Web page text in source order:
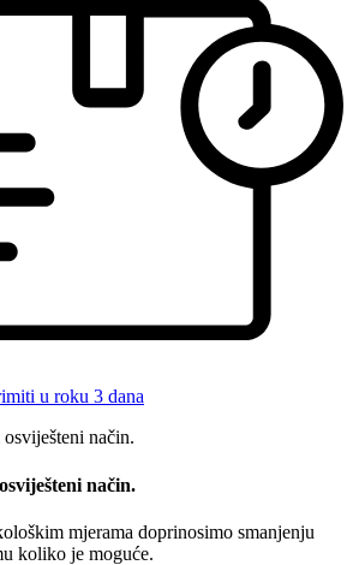
u roku 3 dana
način.
mjerama doprinosimo smanjenju
koliko je moguće.